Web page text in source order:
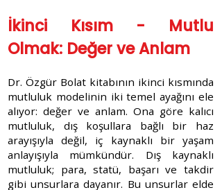
İkinci Kısım - Mutlu
Olmak: Değer ve Anlam
Dr. Özgür Bolat kitabının ikinci kısmında
mutluluk modelinin iki temel ayağını ele
alıyor: değer ve anlam. Ona göre kalıcı
mutluluk, dış koşullara bağlı bir haz
arayışıyla değil, iç kaynaklı bir yaşam
anlayışıyla mümkündür. Dış kaynaklı
mutluluk; para, statü, başarı ve takdir
gibi unsurlara dayanır. Bu unsurlar elde